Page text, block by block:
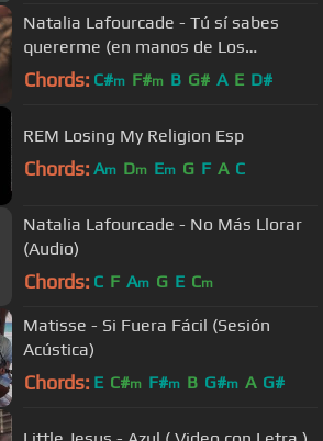
Natalia Lafourcade - Tú sí sabes
quererme (en manos de Los
Macorinos)
Chords: C#m F#m B G# A E D#
REM Losing My Religion Esp
Chords: Am Dm Em G F A C
Natalia Lafourcade - No Más Llorar
(Audio)
Chords: C F Am G E Cm
Matisse - Si Fuera Fácil (Sesión
Acústica)
Chords: E C#m F#m B G#m A G#